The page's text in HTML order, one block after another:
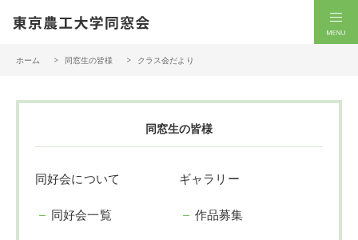
ホーム 同窓生の皆様 クラス会だより
同窓生の皆様
同好会について
同好会一覧
ギャラリー
作品募集